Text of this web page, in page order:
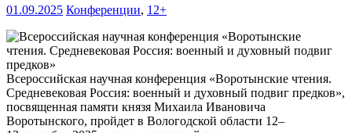
01.09.2025 Конференции, 12+
Всероссийская научная конференция «Воротынские чтения.
Средневековая Россия: военный и духовный подвиг предков»,
посвященная памяти князя Михаила Ивановича
Воротынского, пройдет в Вологодской области 12–